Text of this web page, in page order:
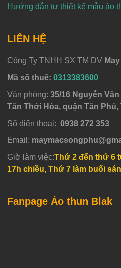
Hướng dẫn tự thiết kế mẫu áo
LIÊN HỆ
Công Ty TNHH SX TM DV
Mã số thuế: 0313383600
Văn phòng: 35/16 Nguyễn
Tân Thới Hòa, quận Tân Phú,
Số điện thoại: 0938 272 353
Email:
Giờ làm việc:Thứ 2 đến thứ 6
17h chiều, Thứ 7 làm buổi
Fanpage Áo thun Blak